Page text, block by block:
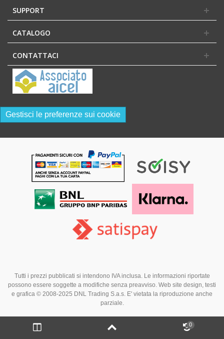
SUPPORT
CATALOGO
CONTATTACI
Gestisci le preferenze sui cookie
Tutti i prezzi pubblicati si intendono IVA inclusa. Le informazioni riportate
possono essere soggette a modifiche senza preavviso. Web site design, testi
e grafica © 2008-2025 DNL Trading S.a.s. E' vietata la riproduzione anche
parziale.
0